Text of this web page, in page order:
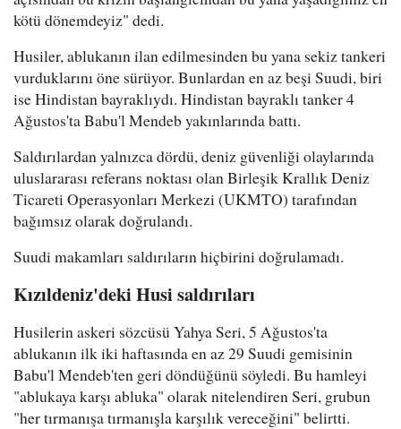
kötü dönemdeyiz" dedi.
Husiler, ablukanın ilan edilmesinden bu yana sekiz tankeri
vurduklarını öne sürüyor. Bunlardan en az beşi Suudi, biri
ise Hindistan bayraklıydı. Hindistan bayraklı tanker 4
Ağustos'ta Babu'l Mendeb yakınlarında battı.
Saldırılardan yalnızca dördü, deniz güvenliği olaylarında
uluslararası referans noktası olan Birleşik Krallık Deniz
Ticareti Operasyonları Merkezi (UKMTO) tarafından
bağımsız olarak doğrulandı.
Suudi makamları saldırıların hiçbirini doğrulamadı.
Kızıldeniz'deki Husi saldırıları
Husilerin askeri sözcüsü Yahya Seri, 5 Ağustos'ta
ablukanın ilk iki haftasında en az 29 Suudi gemisinin
Babu'l Mendeb'ten geri döndüğünü söyledi. Bu hamleyi
"ablukaya karşı abluka" olarak nitelendiren Seri, grubun
"her tırmanışa tırmanışla karşılık vereceğini" belirtti.